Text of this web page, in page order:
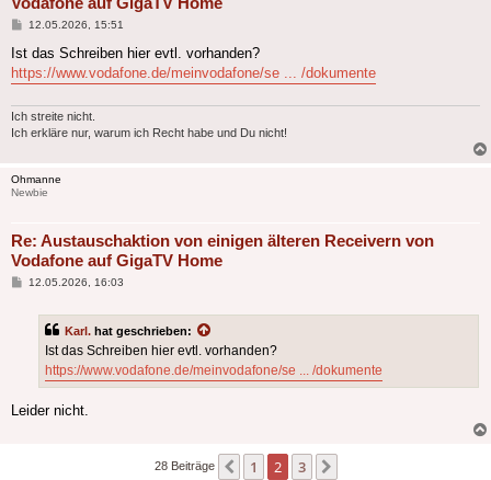
Beitrag
12.05.2026, 15:51
Ist das Schreiben hier evtl. vorhanden?
https://www.vodafone.de/meinvodafone/se ... /dokumente
Ich streite nicht.
Ich erkläre nur, warum ich Recht habe und Du nicht!
Ohmanne
Newbie
Re: Austauschaktion von einigen älteren Receivern von
Vodafone auf GigaTV Home
Beitrag
12.05.2026, 16:03
Karl. hat geschrieben:
Ist das Schreiben hier evtl. vorhanden?
https://www.vodafone.de/meinvodafone/se ... /dokumente
Leider nicht.
28 Beiträge Vorherige
1 2 3